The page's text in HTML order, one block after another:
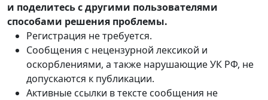
и поделитесь с другими пользователями
способами решения проблемы.
Регистрация не требуется.
Сообщения с нецензурной лексикой и
оскорблениями, а также нарушающие УК РФ, не
допускаются к публикации.
Активные ссылки в тексте сообщения не